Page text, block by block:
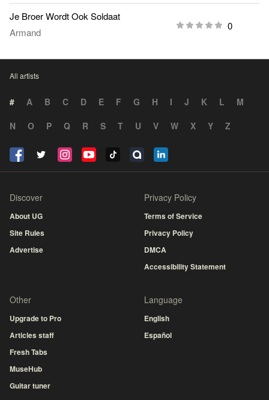
Je Broer Wordt Ook Soldaat
Armand
0
All artists
# A B C D E F G H I J K L
M
N
O P Q R S T U V W X Y Z
Discover
About UG
Site Rules
Advertise
Privacy Policy
Terms of Service
Privacy Policy
DMCA
Accessibility Statement
Other
Upgrade to Pro
Articles staff
Fresh Tabs
MuseHub
Guitar tuner
Language
English
Español